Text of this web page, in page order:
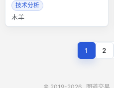
技术分析
木羊
1 2